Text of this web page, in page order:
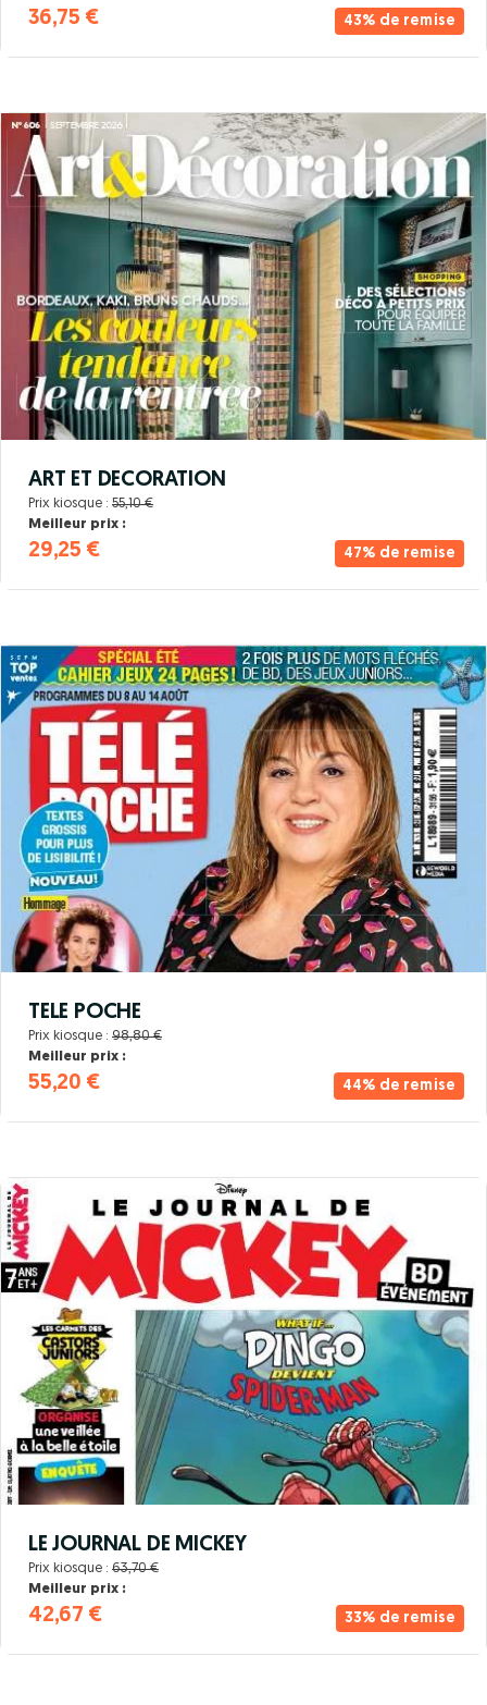
43% de remise
36,75 €
47% de remise
ART ET DECORATION
Prix kiosque : 55,10 €
Meilleur prix :
29,25 €
44% de remise
TELE POCHE
Prix kiosque : 98,80 €
Meilleur prix :
55,20 €
33% de remise
LE JOURNAL DE MICKEY
Prix kiosque : 63,70 €
Meilleur prix :
42,67 €